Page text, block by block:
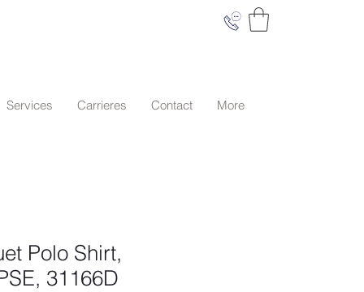
Services Carrieres Contact More
Polo Shirt,
31166D